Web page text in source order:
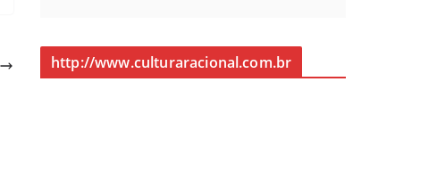
http://www.culturaracional.com.br